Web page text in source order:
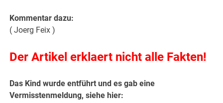
Kommentar dazu:
( Joerg Feix )
Der Artikel erklaert nicht alle Fakten!
Das Kind wurde entführt und es gab eine
Vermisstenmeldung, siehe hier: